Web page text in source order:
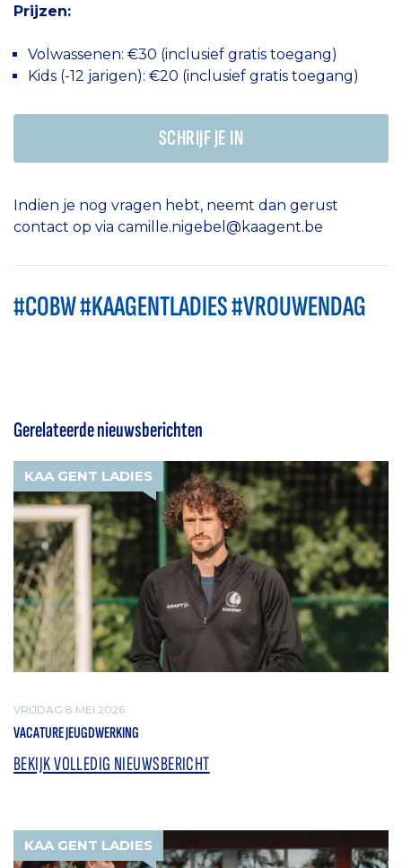
Prijzen:
Volwassenen: €30 (inclusief gratis toegang)
Kids (-12 jarigen): €20 (inclusief gratis toegang)
SCHRIJF JE IN
Indien je nog vragen hebt, neemt dan gerust
contact op via camille.nigebel@kaagent.be
#COBW #KAAGENTLADIES #VROUWENDAG
Gerelateerde nieuwsberichten
KAA GENT LADIES
VRIJDAG 8 MEI 2026
VACATURE JEUGDWERKING
BEKIJK VOLLEDIG NIEUWSBERICHT
KAA GENT LADIES